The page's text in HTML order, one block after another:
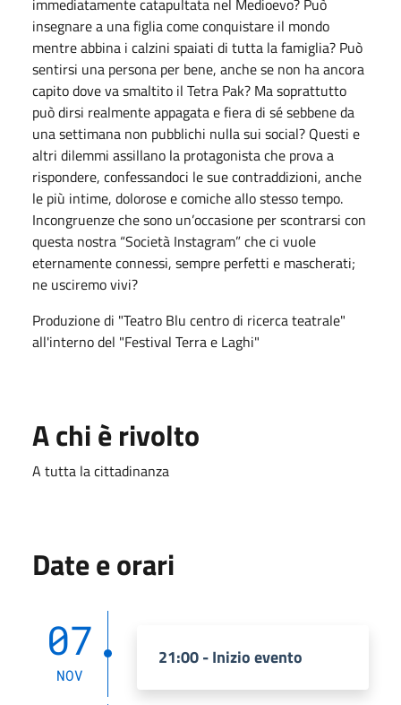
insegnare a una figlia come conquistare il mondo
mentre abbina i calzini spaiati di tutta la famiglia? Può
sentirsi una persona per bene, anche se non ha ancora
capito dove va smaltito il Tetra Pak? Ma soprattutto
può dirsi realmente appagata e fiera di sé sebbene da
una settimana non pubblichi nulla sui social? Questi e
altri dilemmi assillano la protagonista che prova a
rispondere, confessandoci le sue contraddizioni, anche
le più intime, dolorose e comiche allo stesso tempo.
Incongruenze che sono un’occasione per scontrarsi con
questa nostra “Società Instagram” che ci vuole
eternamente connessi, sempre perfetti e mascherati;
ne usciremo vivi?
Produzione di "Teatro Blu centro di ricerca teatrale"
all'interno del "Festival Terra e Laghi"
A chi è rivolto
A tutta la cittadinanza
Date e orari
07
NOV
21:00 - Inizio evento